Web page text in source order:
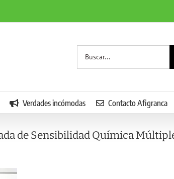
Verdades incómodas Contacto Afigranca
de Sensibilidad Química